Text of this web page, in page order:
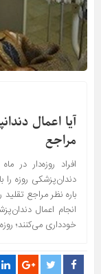
آیا اعمال
مراجع
افراد روزه‌دار در
دندان‌پزشکی روزه
باره نظر مراجع تقلید
انجام اعمال
خودداری می‌کنند؛